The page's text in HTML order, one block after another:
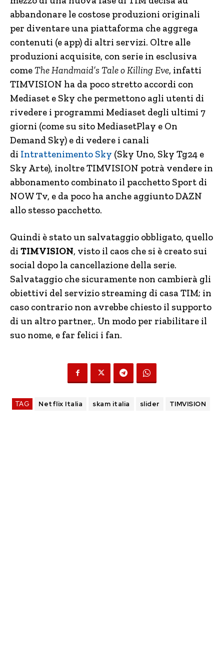
abbandonare le costose produzioni originali
per diventare una piattaforma che aggrega
contenuti (e app) di altri servizi. Oltre alle
produzioni acquisite, con serie in esclusiva
comeThe Handmaid’s Tale o Killing Eve, infatti
TIMVISION ha da poco stretto accordi con
Mediaset e Sky che permettono agli utenti di
rivedere i programmi Mediaset degli ultimi 7
giorni (come su sito MediasetPlay e On
Demand Sky) e di vedere i canali
di Intrattenimento Sky (Sky Uno, Sky Tg24 e
Sky Arte), inoltre TIMVISION potrà vendere in
abbonamento combinato il pacchetto Sport di
NOW Tv, e da poco ha anche aggiunto DAZN
allo stesso pacchetto.
Quindi è stato un salvataggio obbligato, quello
di TIMVISION, visto il caos che si è creato sui
social dopo la cancellazione della serie.
Salvataggio che sicuramente non cambierà gli
obiettivi del servizio streaming di casa TIM; in
caso contrario non avrebbe chiesto il supporto
di un altro partner,. Un modo per riabilitare il
suo nome, e far felici i fan.
TAG Netflix Italia skam italia slider TIMVISION